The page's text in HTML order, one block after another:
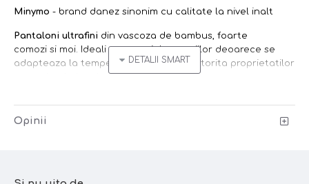
Minymo - brand danez sinonim cu calitate la nivel inalt
Pantaloni ultrafini din vascoza de bambus, foarte
comozi si moi. Ideali pentru pielea copiilor deoarece se
adapteaza la temperatura corpului, datorita proprietatilor
Bambusul
regleaza temperatura corpului,
Opinii